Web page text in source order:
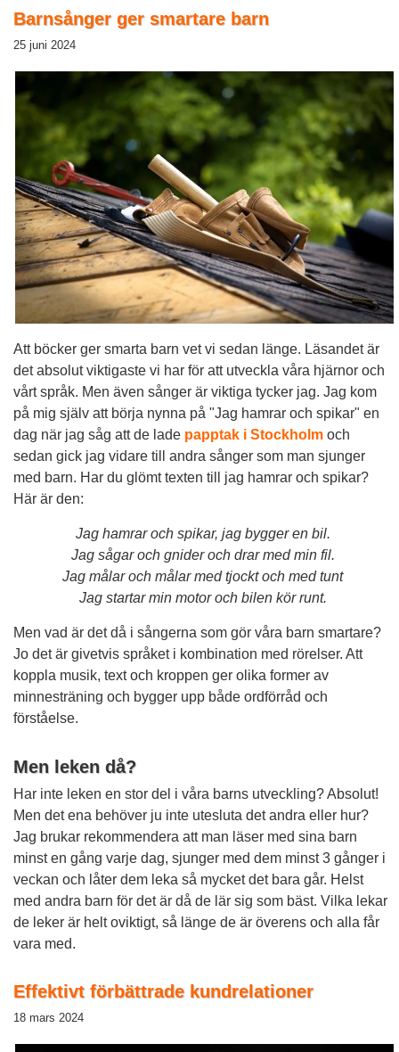
Barnsånger ger smartare barn
25 juni 2024
Att böcker ger smarta barn vet vi sedan länge. Läsandet är
det absolut viktigaste vi har för att utveckla våra hjärnor och
vårt språk. Men även sånger är viktiga tycker jag. Jag kom
på mig själv att börja nynna på "Jag hamrar och spikar" en
dag när jag såg att de lade papptak i Stockholmoch
sedan gick jag vidare till andra sånger som man sjunger
med barn. Har du glömt texten till jag hamrar och spikar?
Här är den:
Jag hamrar och spikar, jag bygger en bil.
Jag sågar och gnider och drar med min fil.
Jag målar och målar med tjockt och med tunt
Jag startar min motor och bilen kör runt.
Men vad är det då i sångerna som gör våra barn smartare?
Jo det är givetvis språket i kombination med rörelser. Att
koppla musik, text och kroppen ger olika former av
minnesträning och bygger upp både ordförråd och
förståelse.
Men leken då?
Har inte leken en stor del i våra barns utveckling? Absolut!
Men det ena behöver ju inte utesluta det andra eller hur?
Jag brukar rekommendera att man läser med sina barn
minst en gång varje dag, sjunger med dem minst 3 gånger i
veckan och låter dem leka så mycket det bara går. Helst
med andra barn för det är då de lär sig som bäst. Vilka lekar
de leker är helt oviktigt, så länge de är överens och alla får
vara med.
Effektivt förbättrade kundrelationer
18 mars 2024